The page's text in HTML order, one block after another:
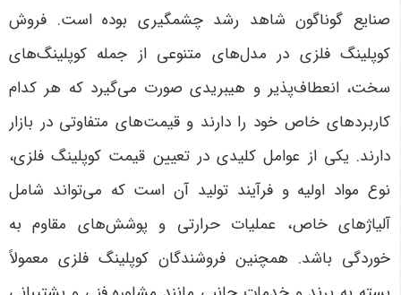
صنایع گوناگون شاهد رشد چشمگیری بوده است. فروش
کوپلینگ فلزی در مدل‌های متنوعی از جمله کوپلینگ‌های
سخت، انعطاف‌پذیر و هیبریدی صورت می‌گیرد که هر کدام
کاربردهای خاص خود را دارند و قیمت‌های متفاوتی در بازار
دارند. یکی از عوامل کلیدی در تعیین قیمت کوپلینگ فلزی،
نوع مواد اولیه و فرآیند تولید آن است که می‌تواند شامل
آلیاژهای خاص، عملیات حرارتی و پوشش‌های مقاوم به
خوردگی باشد. همچنین فروشندگان کوپلینگ فلزی معمولاً